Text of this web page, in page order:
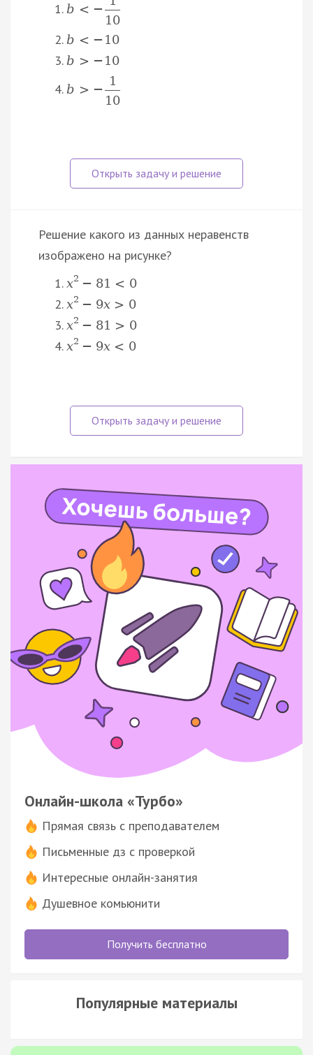
b < −
10
b < −10
b > −10
b > −
1
10
Решение какого из данных неравенств
изображено на рисунке?
x2 − 81 < 0
x2 − 9x > 0
x2 − 81 > 0
x2 − 9x < 0
Онлайн-школа «Турбо»
Прямая связь с преподавателем
Письменные дз с проверкой
Интересные онлайн-занятия
Душевное комьюнити
Получить бесплатно
Популярные материалы